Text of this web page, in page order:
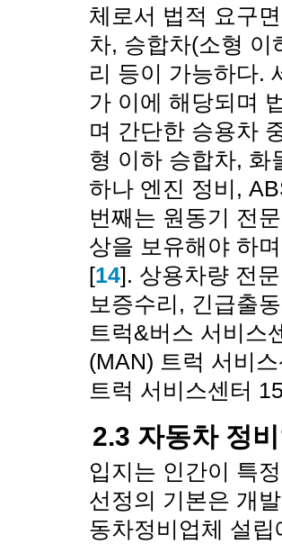
체로서 법적 요구
차, 승합차(소형 이
리 등이 가능하다.
가 이에 해당되며
며 간단한 승용차
형 이하 승합차, 화
하나 엔진 정비,
번째는 원동기 전
상을 보유해야 하
[14]. 상용차량 전
보증수리, 긴급출
트럭&버스 서비스
(MAN) 트럭 서비
트럭 서비스센터
2.3 자동차 정
입지는 인간이 특
선정의 기본은 개
동차정비업체 설